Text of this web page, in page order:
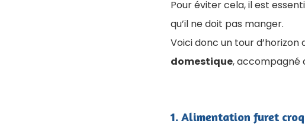
Pour éviter cela, il est
qu’il ne doit pas manger.
Voici donc un tour d’horizon
domestique, accompagné
1. ​Alimentation furet